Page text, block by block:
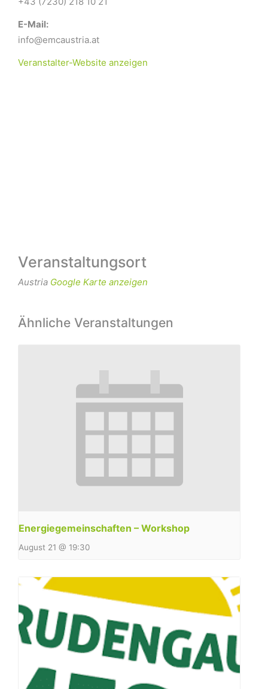
E-Mail:
info@emcaustria.at
Veranstalter-Website anzeigen
Veranstaltungsort
Austria Google Karte anzeigen
Ähnliche Veranstaltungen
Energiegemeinschaften – Workshop
August 21 @ 19:30